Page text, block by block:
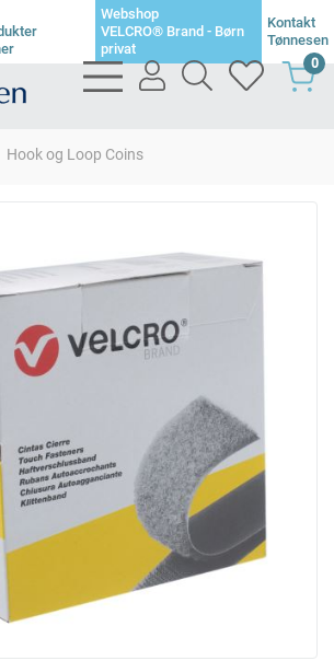
Webshop
VELCRO® Brand - Børn
privat
Kontakt
Tønnesen
bars
light
user
searchheart 0
Hook og Loop Coins